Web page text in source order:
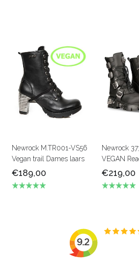
Newrock M.TR001-VS56
Vegan trail Dames laars
€189,00
Newrock
VEGAN
€219,00